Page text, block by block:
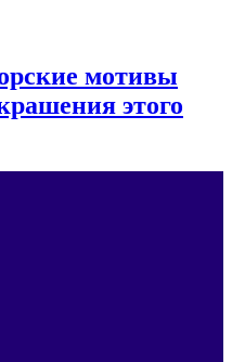
мотивы
этого